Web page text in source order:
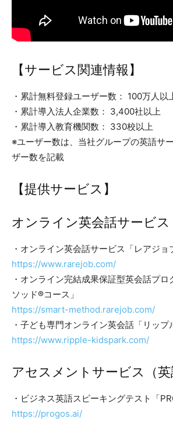
【サービス関連情報】
・累計無料登録ユーザー数： 100万人以
・累計導入法人企業数： 3,400社以上
・累計導入教育機関数： 330校以上
※ユーザー数は、当社グループの英語サ
ザー数を記載
【提供サービス】
オンライン英会話サービス
・オンライン英会話サービス「レアジョ
https://www.rarejob.com/
・オンライン完結成果保証型英会話プロ
ソッド®コース」
https://smart-method.rarejob.com/
・子ども専門オンライン英会話「リップ
https://www.ripple-kidspark.com/
アセスメントサービス（英
・ビジネス英語スピーキングテスト「
https://progos.ai/